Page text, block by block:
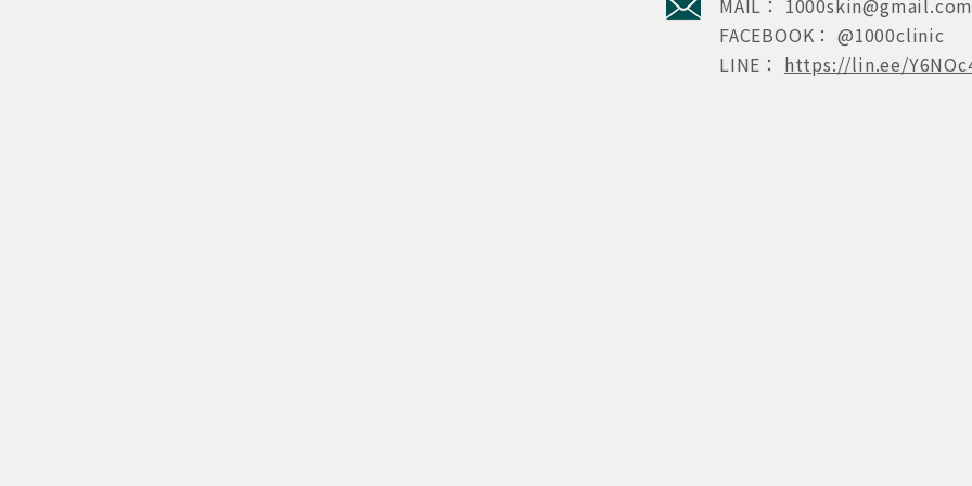
MAIL：
FACEBOOK： @1000clinic
LINE： https://lin.ee/